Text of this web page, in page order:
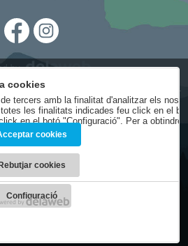
Avís legal
generals
de privacitat
de cookies
de contractació
cookies
tercers amb la finalitat d'analitzar els
les finalitats indicades feu click en el
en el botó "Configuració". Per a
de cookies.
cookies
Rebutjar cookies
Configuració